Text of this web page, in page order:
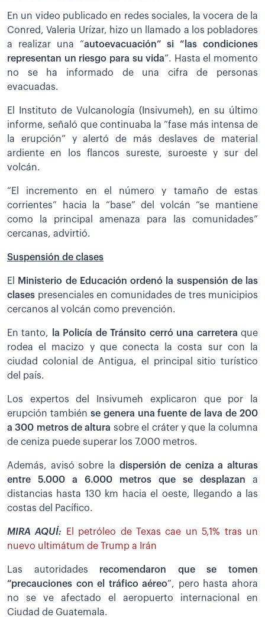
En un video publicado en redes sociales, la vocera de la
Conred, Valeria Urízar, hizo un llamado a los pobladores
a realizar una “autoevacuación” si “las condiciones
representan un riesgo para su vida”. Hasta el momento
no se ha informado de una cifra de personas
evacuadas.
El Instituto de Vulcanología (Insivumeh), en su último
informe, señaló que continuaba la “fase más intensa de
la erupción” y alertó de más deslaves de material
ardiente en los flancos sureste, suroeste y sur del
volcán.
“El incremento en el número y tamaño de estas
corrientes” hacia la “base” del volcán “se mantiene
como la principal amenaza para las comunidades”
cercanas, advirtió.
Suspensión de clases
El
Ministerio de Educación ordenó la suspensión de las
clases presenciales en comunidades de tres municipios
cercanos al volcán como prevención.
En tanto, la Policía de Tránsito cerró una carretera que
rodea el macizo y que conecta la costa sur con la
ciudad colonial de Antigua, el principal sitio turístico
del país.
Los expertos del Insivumeh explicaron que por la
erupción también se genera una fuente de lava de 200
a 300 metros de altura sobre el cráter y que la columna
de ceniza puede superar los 7.000 metros.
Además, avisó sobre la dispersión de ceniza a alturas
entre 5.000 a 6.000 metros que se desplazan a
distancias hasta 130 km hacia el oeste, llegando a las
costas del Pacífico.
MIRA AQUÍ:
El petróleo de Texas cae un 5,1% tras un
nuevo ultimátum de Trump a Irán
Las autoridades recomendaron que se tomen
“precauciones con el tráfico aéreo”, pero hasta ahora
no se ve afectado el aeropuerto internacional en
Ciudad de Guatemala.